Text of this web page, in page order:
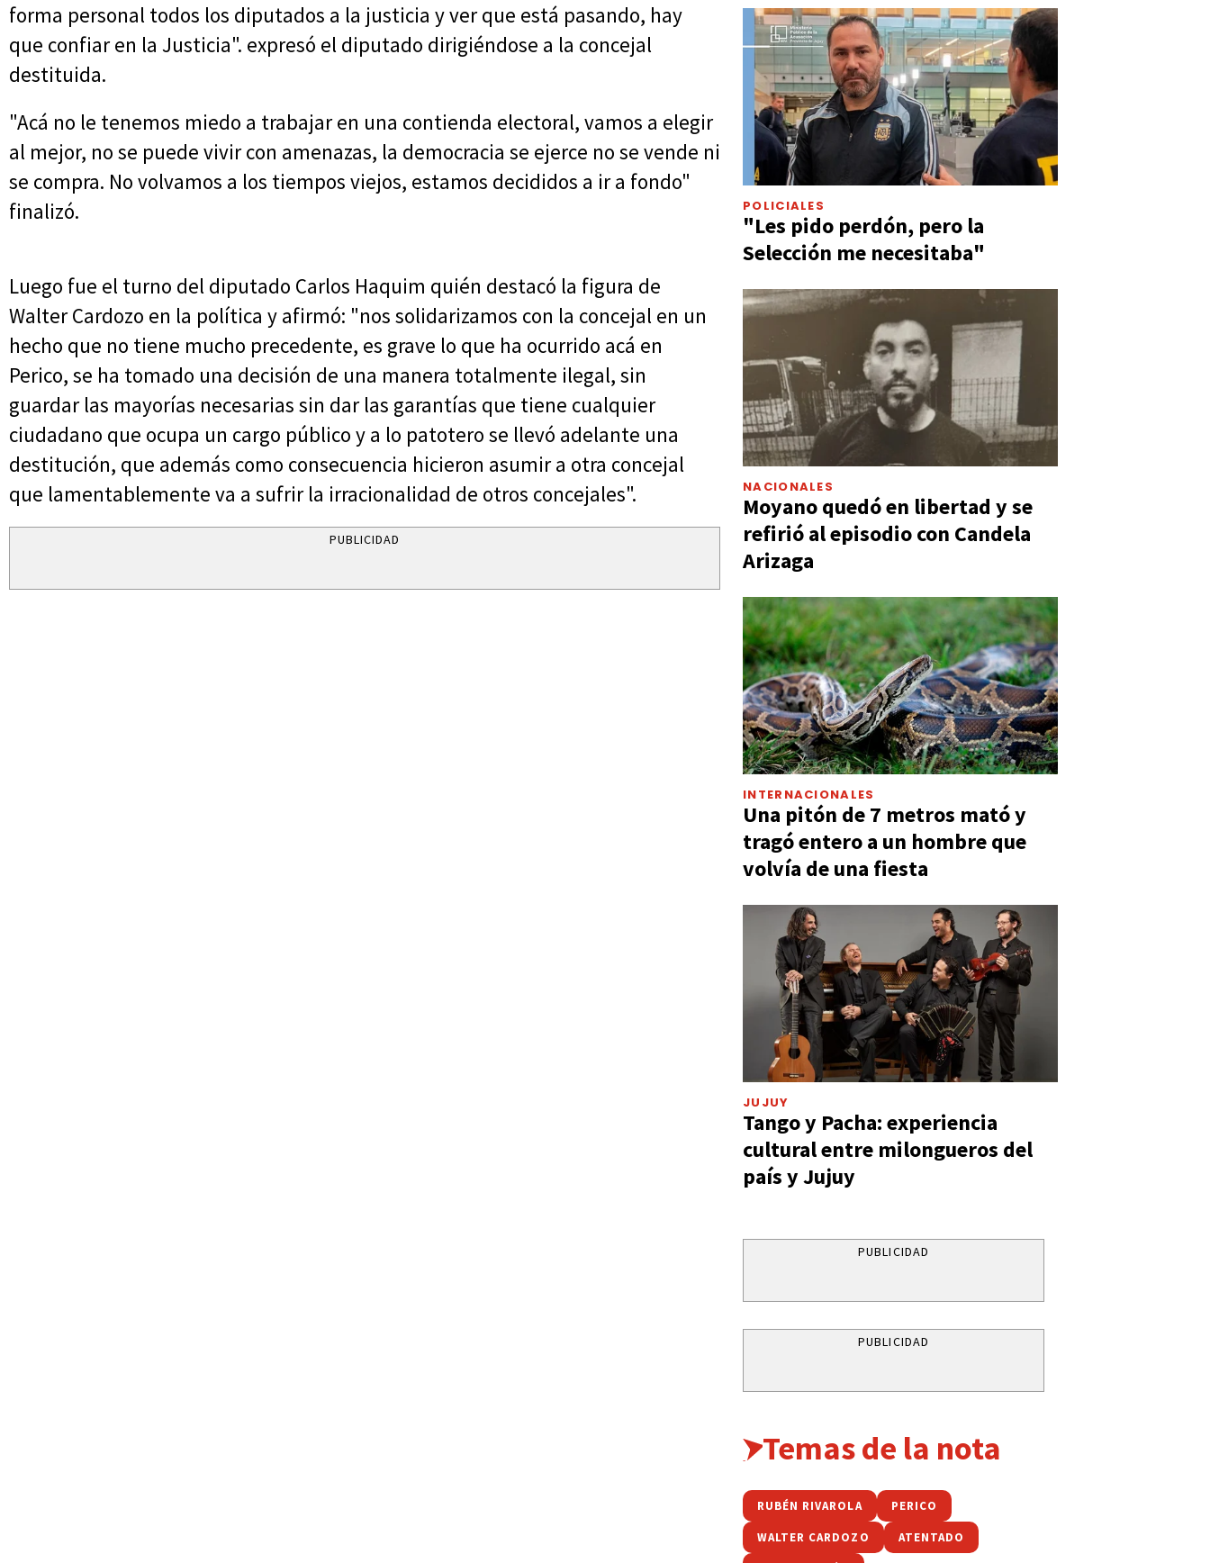
forma personal todos los diputados a la justicia y ver que está pasando, hay
que confiar en la Justicia". expresó el diputado dirigiéndose a la concejal
destituida.
"Acá no le tenemos miedo a trabajar en una contienda electoral, vamos a elegir
al mejor, no se puede vivir con amenazas, la democracia se ejerce no se vende ni
se compra. No volvamos a los tiempos viejos, estamos decididos a ir a fondo"
finalizó.
Luego fue el turno del diputado Carlos Haquim quién destacó la figura de
Walter Cardozo en la política y afirmó: "nos solidarizamos con la concejal en un
hecho que no tiene mucho precedente, es grave lo que ha ocurrido acá en
Perico, se ha tomado una decisión de una manera totalmente ilegal, sin
guardar las mayorías necesarias sin dar las garantías que tiene cualquier
ciudadano que ocupa un cargo público y a lo patotero se llevó adelante una
destitución, que además como consecuencia hicieron asumir a otra concejal
que lamentablemente va a sufrir la irracionalidad de otros concejales".
PUBLICIDAD
POLICIALES
"Les pido perdón, pero la
Selección me necesitaba"
NACIONALES
Moyano quedó en libertad y se
refirió al episodio con Candela
Arizaga
INTERNACIONALES
Una pitón de 7 metros mató y
tragó entero a un hombre que
volvía de una fiesta
JUJUY
Tango y Pacha: experiencia
cultural entre milongueros del
país y Jujuy
PUBLICIDAD
PUBLICIDAD
Temas de la nota
RUBÉN RIVAROLA PERICO
WALTER CARDOZO ATENTADO